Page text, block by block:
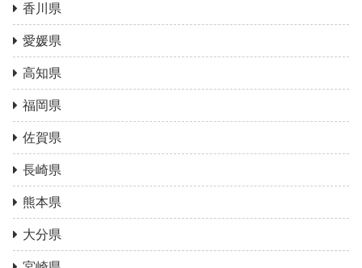
香川県
愛媛県
高知県
福岡県
佐賀県
長崎県
熊本県
大分県